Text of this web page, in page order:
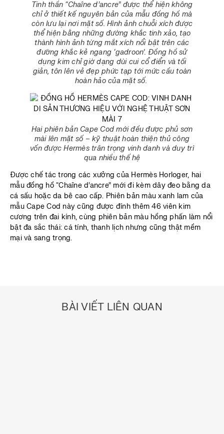
Tinh thần “Chaîne d’ancre” được thể hiện không
chỉ ở thiết kế nguyên bản của mẫu đồng hồ mà
còn lưu lại nơi mặt số. Hình ảnh chuỗi xích được
thể hiện bằng những đường khắc tinh xảo, tạo
thành hình ảnh từng mắt xích nổi bật trên các
đường khắc kẻ ngang ‘gadroon’. Đồng hồ sử
dụng kim chỉ giờ dạng dùi cui cổ điển và tối
giản, tôn lên vẻ đẹp phức tạp tới mức cầu toàn
hoàn hảo của mặt số.
Hai phiên bản Cape Cod mới đều được phủ sơn
mài lên mặt số – kỹ thuật hoàn thiện thủ công
vốn được Hermès trân trọng vinh danh và duy trì
qua nhiều thế hệ
Được chế tác trong các xưởng của Hermès Horloger, hai
mẫu đồng hồ “Chaîne d’ancre” mới đi kèm dây đeo bằng da
cá sấu hoặc da bê cao cấp. Phiên bản màu xanh lam của
mẫu Cape Cod này cũng được đính thêm 46 viên kim
cương trên đai kính, cùng phiên bản màu hồng phấn làm nổi
bật đa sắc thái: cá tính, thanh lịch nhưng cũng thật mềm
mại và sang trọng.
BÀI VIẾT LIÊN QUAN